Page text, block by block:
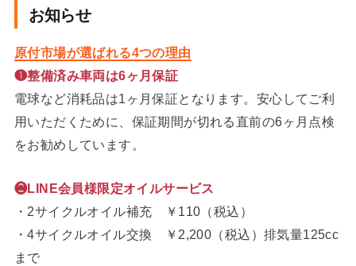
お知らせ
原付市場が選ばれる4つの理由
❶整備済み車両は6ヶ月保証
電球など消耗品は1ヶ月保証となります。安心してご利
用いただくために、保証期間が切れる直前の6ヶ月点検
をお勧めしています。
❷LINE会員様限定オイルサービス
・2サイクルオイル補充 ￥110（税込）
・4サイクルオイル交換 ￥2,200（税込）排気量125cc
まで